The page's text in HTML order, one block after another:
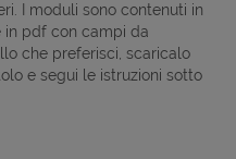
I moduli sono contenuti in
in pdf con campi da
che preferisci, scaricalo
e segui le istruzioni sotto